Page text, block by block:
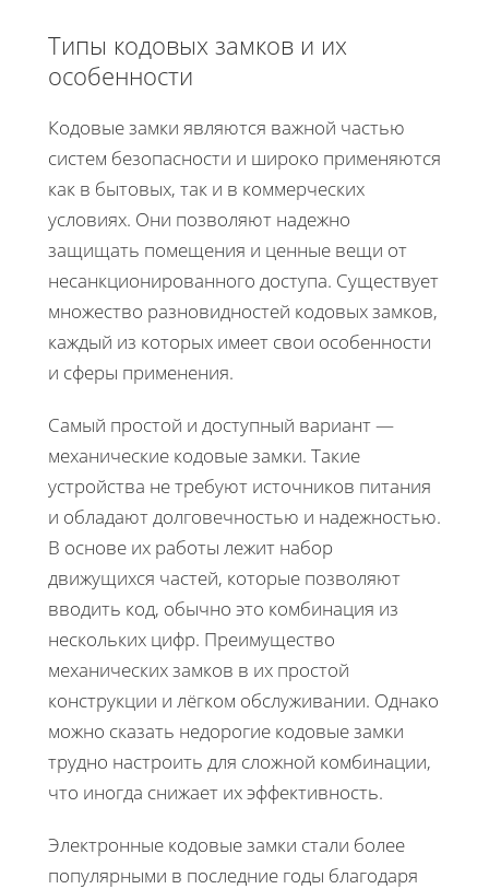
Типы кодовых замков и их
особенности
Кодовые замки являются важной частью
систем безопасности и широко применяются
как в бытовых, так и в коммерческих
условиях. Они позволяют надежно
защищать помещения и ценные вещи от
несанкционированного доступа. Существует
множество разновидностей кодовых замков,
каждый из которых имеет свои особенности
и сферы применения.
Самый простой и доступный вариант —
механические кодовые замки. Такие
устройства не требуют источников питания
и обладают долговечностью и надежностью.
В основе их работы лежит набор
движущихся частей, которые позволяют
вводить код, обычно это комбинация из
нескольких цифр. Преимущество
механических замков в их простой
конструкции и лёгком обслуживании. Однако
можно сказать недорогие кодовые замки
трудно настроить для сложной комбинации,
что иногда снижает их эффективность.
Электронные кодовые замки стали более
популярными в последние годы благодаря